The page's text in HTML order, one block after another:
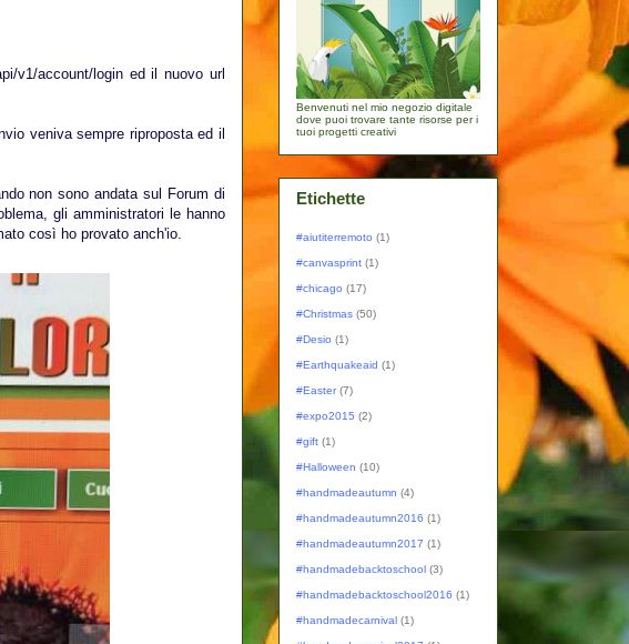
v1/account/login ed il nuovo url
veniva sempre riproposta ed il
non sono andata sul Forum di
gli amministratori le hanno
così ho provato anch'io.
Benvenuti nel mio negozio digitale
dove puoi trovare tante risorse per i
tuoi progetti creativi
Etichette
#aiutiterremoto (1)
#canvasprint (1)
#chicago (17)
#Christmas (50)
#Desio (1)
#Earthquakeaid (1)
#Easter (7)
#expo2015 (2)
#gift (1)
#Halloween (10)
#handmadeautumn (4)
#handmadeautumn2016 (1)
#handmadeautumn2017 (1)
#handmadebacktoschool (3)
#handmadebacktoschool2016 (1)
#handmadecarnival (1)